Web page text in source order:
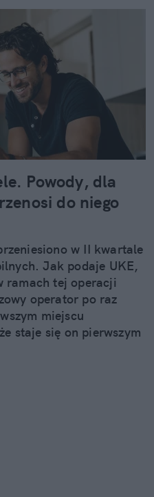
Powody, dla
do niego
w II kwartale
Jak podaje UKE,
ramach tej operacji
operator po raz
miejscu
staje się on pierwszym